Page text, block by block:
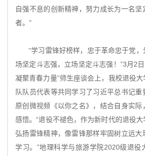
自强不息的创新精神，努力成长为一名坚
者。”
“学习雷锋好榜样，忠于革命忠于党
场坚定斗志强，立场坚定斗志强！”3月2
凝聚青春力量”师生座谈会上，我校退役
队队员代表等共同学习了习近平总书记重
原创微视频《以你之名》，结合自身实际
感悟。“退役不褪色，作为新时代的退役
弘扬雷锋精神，像雷锋那样牢固树立远大
学习。”地理科学与旅游学院2020级退役